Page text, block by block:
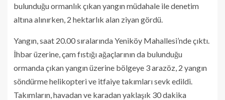
bulunduğu ormanlık çıkan yangın müdahale ile denetim
altına alınırken, 2 hektarlık alan ziyan gördü.
Yangın, saat 20.00 sıralarında Yeniköy Mahallesi’nde çıktı.
İhbar üzerine, çam fıstığı ağaçlarının da bulunduğu
ormanda çıkan yangın üzerine bölgeye 3 arazöz, 2 yangın
söndürme helikopteri ve itfaiye takımları sevk edildi.
Takımların, havadan ve karadan yaklaşık 30 dakika